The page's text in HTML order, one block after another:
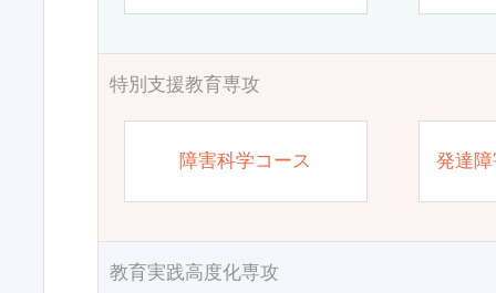
特別支援教育専攻
障害科学コース 発達
教育実践高度化専攻